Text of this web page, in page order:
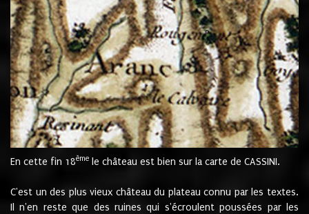
En cette fin 18ème le château est bien sur la carte de CASSINI.
C'est un des plus vieux château du plateau connu par les textes.
Il n'en reste que des ruines qui s'écroulent poussées par les